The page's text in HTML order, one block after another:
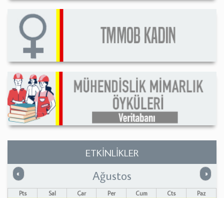
ETKİNLİKLER
« Önceki »
Ağustos
Pts Sal Çar Per Cum Cts
Paz